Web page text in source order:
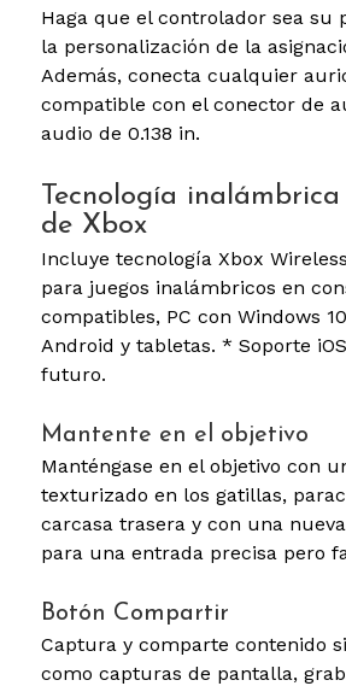
Haga que el controlador sea su
la personalización de la
Además, conecta cualquier
compatible con el conector de
audio de 0.138 in.
Tecnología
de Xbox
Incluye tecnología Xbox
para juegos inalámbricos en
compatibles, PC con Windows
Android y tabletas. * Soporte
futuro.
Mantente en el objetivo
Manténgase en el objetivo con
texturizado en los gatillas,
carcasa trasera y con una
para una entrada precisa pero
Botón Compartir
Captura y comparte contenido
como capturas de pantalla,